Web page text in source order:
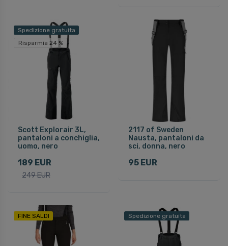
Spedizione gratuita
Risparmia 24 %
Scott Explorair 3L,
pantaloni a conchiglia,
uomo, nero
189 EUR
249 EUR
2117 of Sweden
Nausta, pantaloni da
sci, donna, nero
95 EUR
FINE SALDI Spedizione gratuita